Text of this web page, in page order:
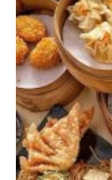
o
k